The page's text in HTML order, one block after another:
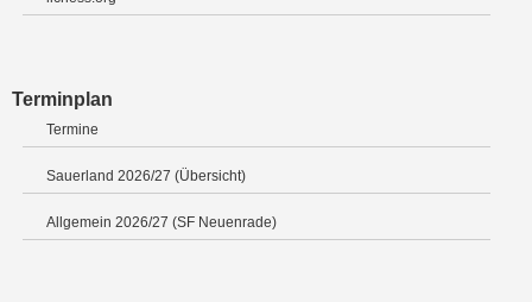
Terminplan
Termine
Sauerland 2026/27 (Übersicht)
Allgemein 2026/27 (SF Neuenrade)